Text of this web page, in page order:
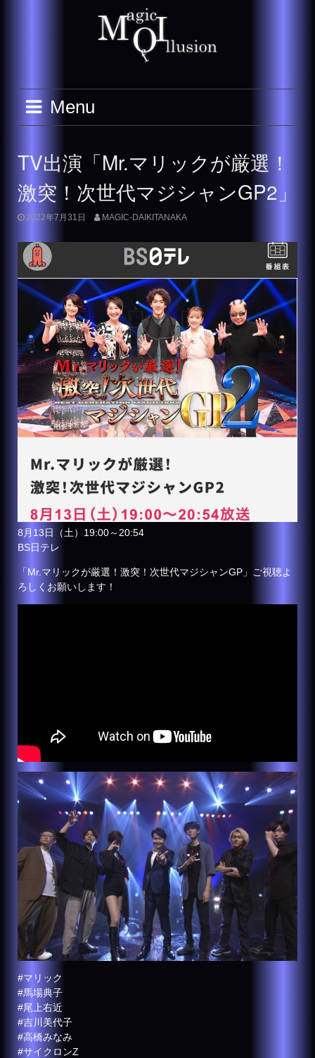
Menu
TV出演「Mr.マリックが厳選！
激突！次世代マジシャンGP2」
2022年7月31日 MAGIC-DAIKITANAKA
8月13日（土）19:00～20:54
BS日テレ
「Mr.マリックが厳選！激突！次世代マジシャンGP」ご視聴よ
ろしくお願いします！
#マリック
#馬場典子
#尾上右近
#吉川美代子
#高橋みなみ
#サイクロンZ